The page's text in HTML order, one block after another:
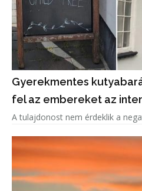
Gyerekmentes
fel az embereket az
A tulajdonost nem érdeklik a